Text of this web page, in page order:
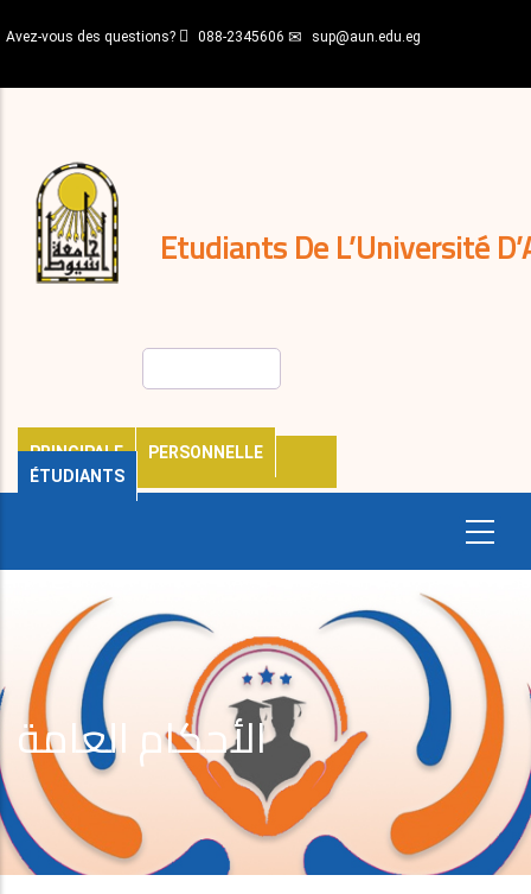
au
principal
Avez-vous des questions? 088-2345606 sup@aun.edu.eg
Etudiants De L’Université
PRINCIPALE
PERSONNELLE
ÉTUDIANTS
décisions
Expatriés
Journal
الأحكام العامة